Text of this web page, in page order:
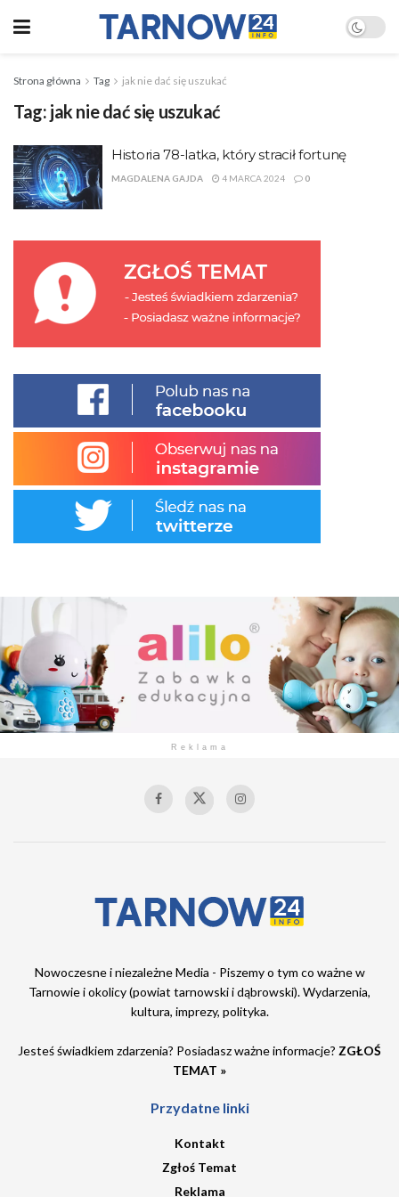
Strona główna Tag jak nie dać się uszukać
Tag: jak nie dać się uszukać
Historia 78-latka, który stracił fortunę
MAGDALENA GAJDA 4 MARCA 2024 0
Reklama
Nowoczesne i niezależne Media - Piszemy o tym co ważne w
Tarnowie i okolicy (powiat tarnowski i dąbrowski). Wydarzenia,
kultura, imprezy, polityka.
Jesteś świadkiem zdarzenia? Posiadasz ważne informacje? ZGŁOŚ
TEMAT »
Przydatne linki
Kontakt
Zgłoś Temat
Reklama